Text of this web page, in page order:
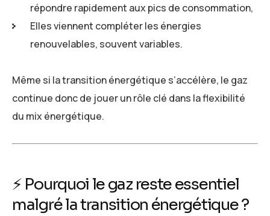
répondre rapidement aux pics de consommation,
Elles viennent compléter les énergies
renouvelables, souvent variables.
Même si la transition énergétique s’accélère, le gaz
continue donc de jouer un rôle clé dans la flexibilité
du mix énergétique.
⚡ Pourquoi le gaz reste essentiel
malgré la transition énergétique ?